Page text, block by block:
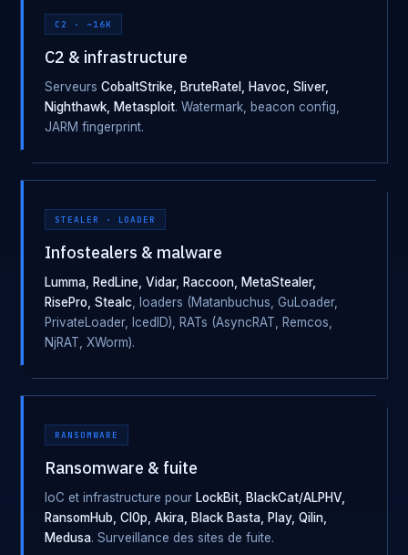
C2 · ~16K
C2 & infrastructure
Serveurs CobaltStrike, BruteRatel, Havoc, Sliver,
Nighthawk, Metasploit. Watermark, beacon config,
JARM fingerprint.
STEALER · LOADER
Infostealers & malware
Lumma, RedLine, Vidar, Raccoon, MetaStealer,
RisePro, Stealc , loaders (Matanbuchus, GuLoader,
PrivateLoader, IcedID), RATs (AsyncRAT, Remcos,
NjRAT, XWorm).
RANSOMWARE
Ransomware & fuite
IoC et infrastructure pour LockBit, BlackCat/ALPHV,
RansomHub, Cl0p, Akira, Black Basta, Play, Qilin,
Medusa. Surveillance des sites de fuite.